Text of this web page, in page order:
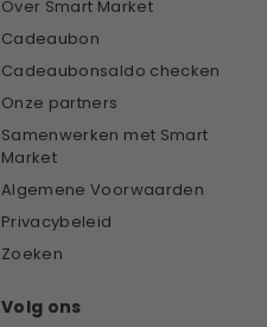
Over Smart Market
Cadeaubon
Cadeaubonsaldo checken
Onze partners
Samenwerken met Smart
Market
Algemene Voorwaarden
Privacybeleid
Zoeken
Volg ons